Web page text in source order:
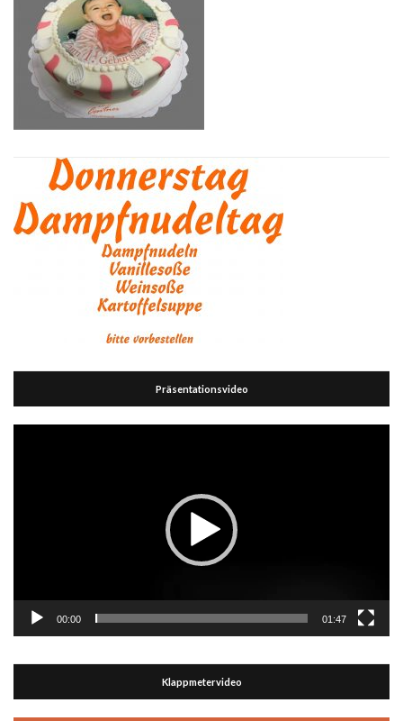
Präsentationsvideo
00:00 01:47
Klappmetervideo